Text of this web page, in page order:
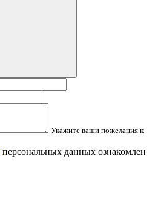
Укажите ваши пожелания к
персональных данных ознакомлен